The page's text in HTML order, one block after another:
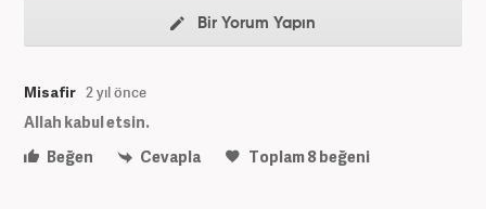
Bir Yorum Yapın
Misafir 2 yıl önce
Allah kabul etsin.
Beğen
Cevapla Toplam8beğeni